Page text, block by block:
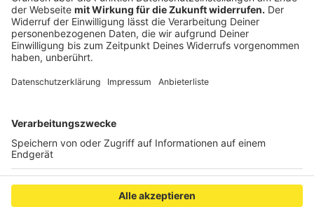
Sturmschaden Schönauer Friede Aachen-Richterich
Anzeige
Anzeige